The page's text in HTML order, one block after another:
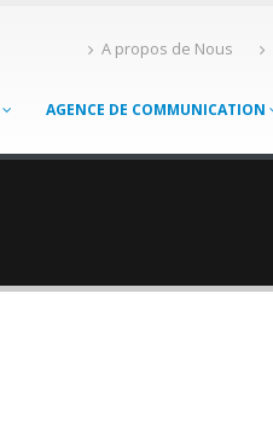
A propos de Nous
AGENCE DE COMMUNICATION